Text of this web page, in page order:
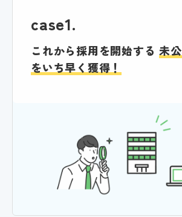
case1.
これから採用を開始する 未
をいち早く獲得！